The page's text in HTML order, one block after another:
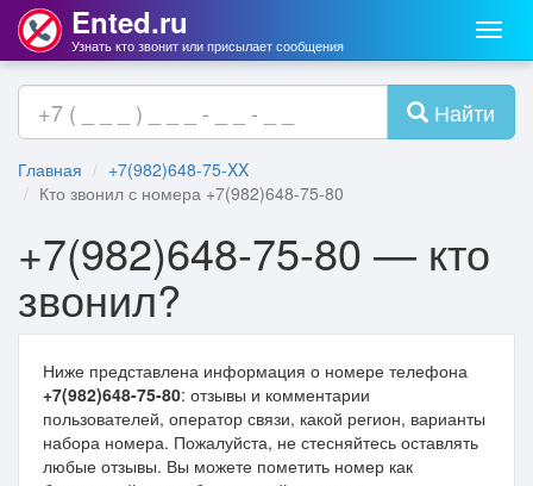
Меню
Ented.ru
Узнать кто звонит или присылает сообщения
Найти
Главная
+7(982)648-75-XX
Кто звонил с номера +7(982)648-75-80
+7(982)648-75-80 — кто
звонил?
Ниже представлена информация о номере телефона
+7(982)648-75-80: отзывы и комментарии
пользователей, оператор связи, какой регион, варианты
набора номера. Пожалуйста, не стесняйтесь оставлять
любые отзывы. Вы можете пометить номер как